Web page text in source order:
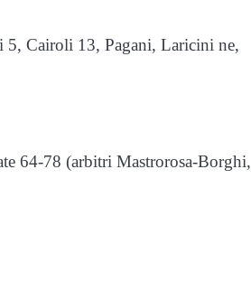
Cairoli 13, Pagani, Laricini ne,
64-78 (arbitri Mastrorosa-Borghi,